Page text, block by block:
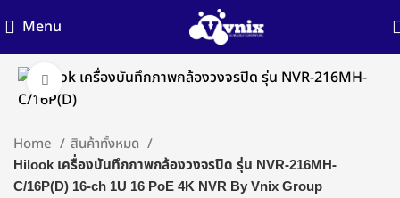
Menu
Click to enlarge
Home
สินค้าทั้งหมด
Hilook เครื่องบันทึกภาพกล้องวงจรปิด รุ่น NVR-216MH-
C/16P(D) 16-ch 1U 16 PoE 4K NVR By Vnix Group